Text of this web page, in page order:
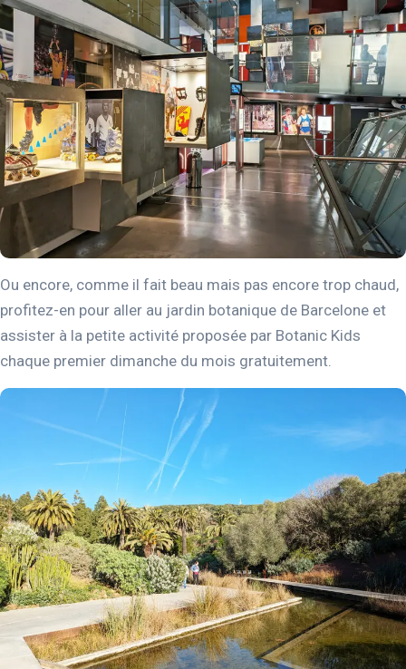
Ou encore, comme il fait beau mais pas encore trop chaud,
profitez-en pour aller au jardin botanique de Barcelone et
assister à la petite activité proposée par Botanic Kids
chaque premier dimanche du mois gratuitement.